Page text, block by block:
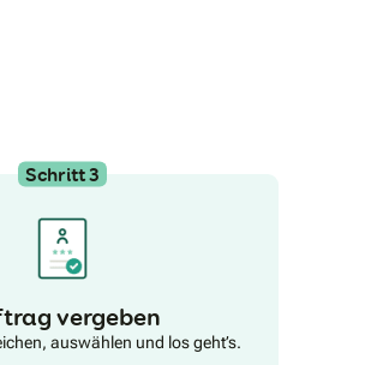
Schritt 3
vergeben
auswählen und los geht’s.